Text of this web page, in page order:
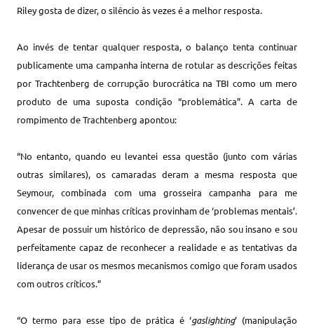
Riley gosta de dizer, o silêncio às vezes é a melhor resposta.
Ao invés de tentar qualquer resposta, o balanço tenta continuar
publicamente uma campanha interna de rotular as descrições feitas
por Trachtenberg de corrupção burocrática na TBI como um mero
produto de uma suposta condição “problemática”. A carta de
rompimento de Trachtenberg apontou:
“No entanto, quando eu levantei essa questão (junto com várias
outras similares), os camaradas deram a mesma resposta que
Seymour, combinada com uma grosseira campanha para me
convencer de que minhas críticas provinham de ‘problemas mentais’.
Apesar de possuir um histórico de depressão, não sou insano e sou
perfeitamente capaz de reconhecer a realidade e as tentativas da
liderança de usar os mesmos mecanismos comigo que foram usados
com outros críticos.”
“O termo para esse tipo de prática é ‘gaslighting’ (manipulação